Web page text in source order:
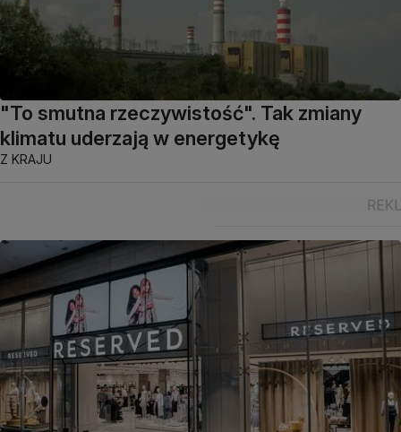
"To smutna rzeczywistość". Tak zmiany
klimatu uderzają w energetykę
Z KRAJU